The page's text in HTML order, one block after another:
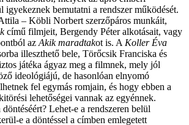
igyekeznek bemutatni a rendszer működését.
– Köbli Norbert szerzőpáros munkáit,
című filmjeit, Bergendy Péter alkotásait, vagy
az Akik maradtakot is. A Koller Éva
illeszthető bele, Törőcsik Franciska és
játéka ágyaz meg a filmnek, mely jól
ideológiájú, de hasonlóan elnyomó
fel egymás romjain, és hogy ebben a
lehetőségei vannak az egyénnek.
Lehet-e a rendszeren belül
e a döntéssel a címben emlegetett